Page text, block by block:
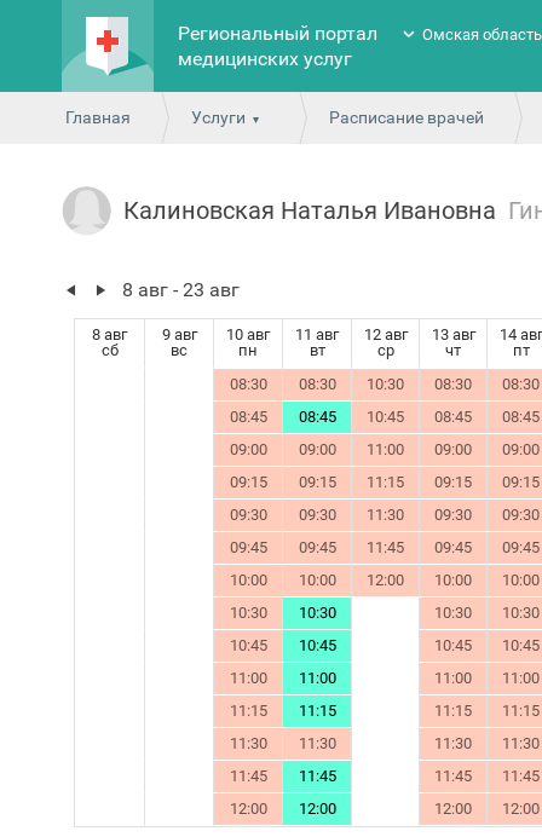
Региональный портал
медицинских услуг
Омская область
Главная Услуги Расписание врачей
Калиновская Наталья Ивановна
8 авг - 23 авг
8 авг
сб
9 авг
вс
10 авг
пн
11 авг
вт
12 авг
ср
13 авг
чт
14 авг
пт
08:30
08:30 10:30 08:30
08:30
08:45
08:45 10:45 08:45
08:45
09:00
09:00 11:00 09:00
09:00
09:15
09:15 11:15 09:15
09:15
09:30
09:30 11:30 09:30
09:30
09:45
09:45 11:45 09:45
09:45
10:00
10:00 12:00 10:00
10:00
10:30
10:30 10:30
10:30
10:45
10:45 10:45
10:45
11:00
11:00 11:00
11:00
11:15
11:15 11:15
11:15
11:30
11:30 11:30
11:30
11:45
11:45 11:45
11:45
12:00
12:00 12:00 12:00